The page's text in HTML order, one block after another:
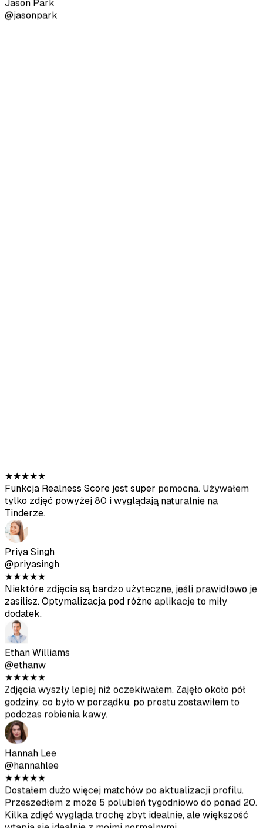
★★★ ★★
Funkcja Realness Score jest super pomocna. Używałem
tylko zdjęć powyżej 80 i wyglądają naturalnie na
Tinderze.
Priya Singh
@priyasingh
★★★★★
Niektóre zdjęcia są bardzo użyteczne, jeśli prawidłowo je
zasilisz. Optymalizacja pod różne aplikacje to miły
dodatek.
Ethan Williams
@ethanw
★★★★★
Zdjęcia wyszły lepiej niż oczekiwałem. Zajęło około pół
godziny, co było w porządku, po prostu zostawiłem to
podczas robienia kawy.